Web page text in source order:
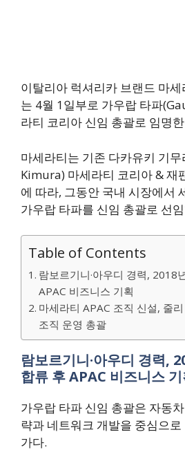
이탈리아 럭셔리카 브랜드 마
는 4월 1일부로 가우랍 타파
라티 코리아 신임 총괄로 임명
마세라티는 기존 다카유키 기
Kimura) 마세라티 코리아 & 재
에 따라, 그동안 국내 시장에서
가우랍 타파를 신임 총괄로 선
Table of Contents
람보르기니·아우디 경력, 2018
APAC 비즈니스 기획
마세라티 APAC 조직 신설, 줄
조직 운영 총괄
람보르기니·아우디 경력,
합류 후 APAC 비즈니스 기
가우랍 타파 신임 총괄은 자동
략과 네트워크 개발을 중심으
가다.